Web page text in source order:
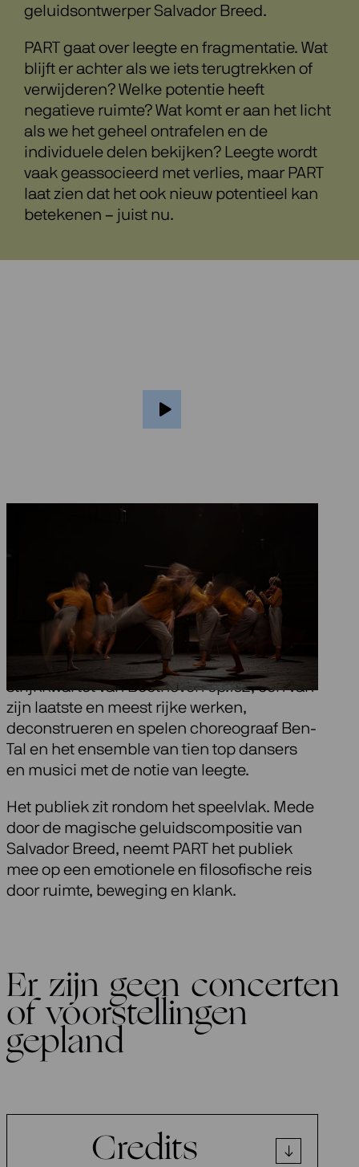
geluidsontwerper Salvador Breed.
PART gaat over leegte en fragmentatie. Wat
blijft er achter als we iets terugtrekken of
verwijderen? Welke potentie heeft
negatieve ruimte? Wat komt er aan het licht
als we het geheel ontrafelen en de
individuele delen bekijken? Leegte wordt
vaak geassocieerd met verlies, maar PART
laat zien dat het ook nieuw potentieel kan
betekenen – juist nu.
Beethovens
strijkkwartet opus
132
Met als vertrekpunt het monumentale
strijkkwartet van Beethoven op.132, één van
zijn laatste en meest rijke werken,
deconstrueren en spelen choreograaf Ben-
Tal en het ensemble van tien top dansers
en musici met de notie van leegte.
Het publiek zit rondom het speelvlak. Mede
door de magische geluidscompositie van
Salvador Breed, neemt PART het publiek
mee op een emotionele en filosofische reis
door ruimte, beweging en klank.
Er zijn geen concerten
of voorstellingen
gepland
Credits